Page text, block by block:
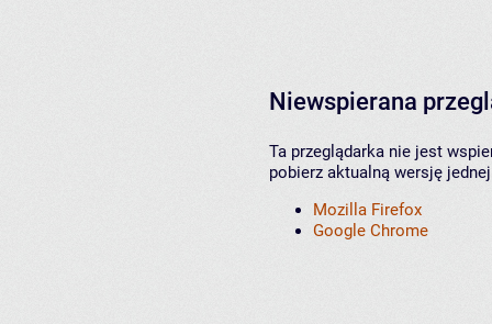
Niewspierana
Ta przeglądarka nie jest
pobierz aktualną wersję
Mozilla Firefox
Google Chrome